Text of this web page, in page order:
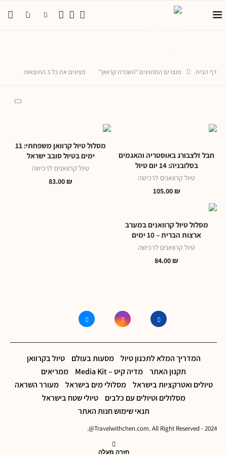
דף הבית מוצרים המתויגים “השכרת קרוואן” מציגים את כל ⁦3⁩ התוצאות
חבל זלצבורג באוסטריה והאגמים
בסלובניה: 14 יום טיול
טיול קרוואנים לרכישה
105.00₪
מסלול טיול קרוואן משפחתי: 11
ימים בטיול סובב ישראל
טיול קרוואנים לרכישה
83.00₪
מסלול טיול קרוואנים במערב
ארצות הברית – 10 ימים
טיול קרוואנים לרכישה
84.00₪
המדריך המלא לתכנון טיול מסעות בעולם
טיול בקרוואן
תקנון האתר
מדיה קיט – Media Kit
ממריאים
טיולים ואטרקציות בישראל
מסלולי מים בישראל
מעורר השראה
מסלולים וטיולים עם כלבים
טיולי שטח בישראל
תנאי שימוש חנות האתר
2024 - Travelwithchen.com. All Right Reserved@.
חזרה מעלה